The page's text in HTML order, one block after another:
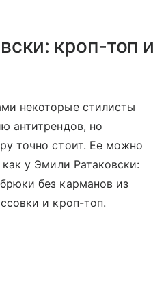
кроп-топ и
некоторые стилисты
антитрендов, но
точно стоит. Ее можно
как у Эмили Ратаковски:
без карманов из
и кроп-топ.